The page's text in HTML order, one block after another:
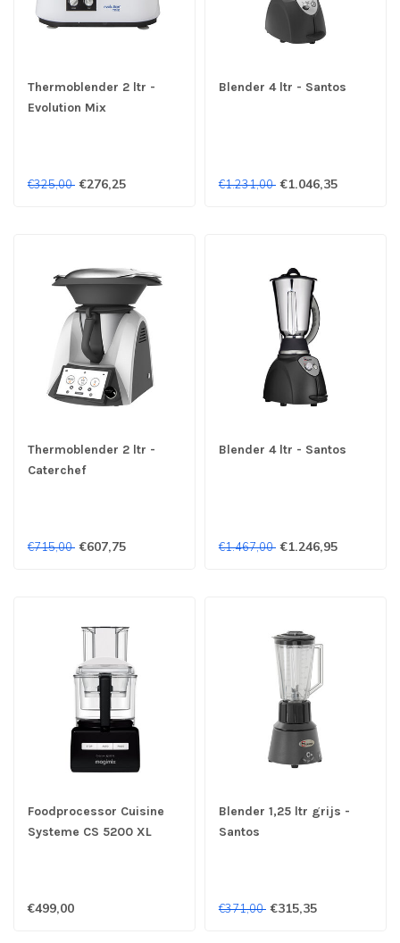
Thermoblender 2 ltr -
Evolution Mix
€325,00 €276,25
Blender 4 ltr - Santos
€1.231,00 €1.046,35
Thermoblender 2 ltr -
Caterchef
€715,00 €607,75
Blender 4 ltr - Santos
€1.467,00 €1.246,95
Foodprocessor Cuisine
Systeme CS 5200 XL
€499,00
Blender 1,25 ltr grijs -
Santos
€371,00 €315,35